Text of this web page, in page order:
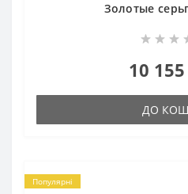
Золотые
10
ДО
Популярні